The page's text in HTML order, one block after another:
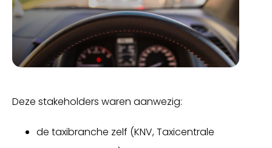
Inloggen
Deze stakeholders waren aanwezig:
de taxibranche zelf (KNV, Taxicentrale